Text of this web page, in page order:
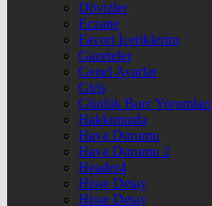
Dövizler
Eczane
Favori İçeriklerim
Gazeteler
Genel Ayarlar
Giriş
Günlük Burç Yorumları
Hakkımızda
Hava Durumu
Hava Durumu 2
Header4
Hisse Detay
Hisse Detay